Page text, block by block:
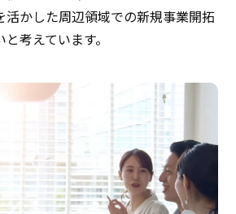
活かした周辺領域での新規事業開拓
考えています。